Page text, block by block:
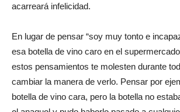
acarreará infelicidad.
En lugar de pensar “soy muy tonto e
esa botella de vino caro en el
estos pensamientos te molesten durante
cambiar la manera de verlo. Pensar por
botella de vino cara, pero la botella no